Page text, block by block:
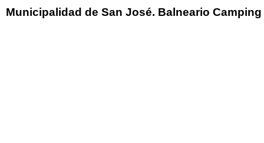
Municipalidad de San José. Balneario